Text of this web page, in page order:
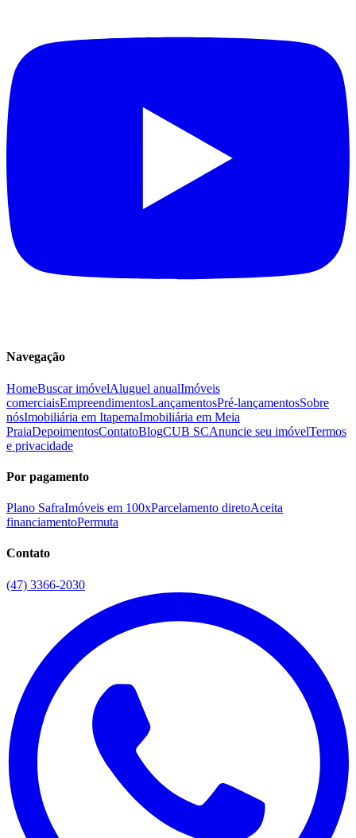
Navegação
HomeBuscar imóvelAluguel anualImóveis
comerciaisEmpreendimentosLançamentosPré-lançamentosSobre
nósImobiliária em ItapemaImobiliária em Meia
PraiaDepoimentosContatoBlogCUB SCAnuncie seu imóvelTermos
e privacidade
Por pagamento
Plano SafraImóveis em 100xParcelamento diretoAceita
financiamentoPermuta
Contato
(47) 3366-2030